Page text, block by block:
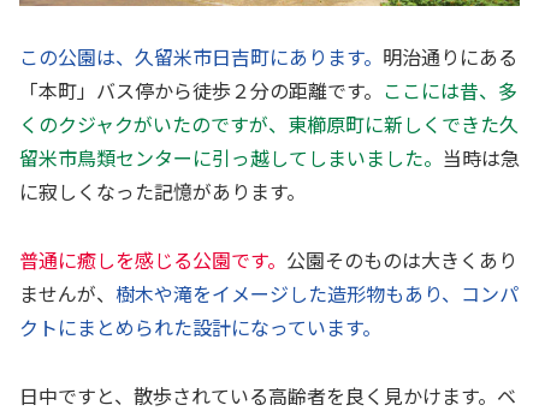
この公園は、久留米市日吉町にあります。 明治通りにある
「本町」バス停から徒歩２分の距離です。 ここには昔、多
くのクジャクがいたのですが、東櫛原町に新しくできた久
留米市鳥類センターに引っ越してしまいました。 当時は急
に寂しくなった記憶があります。
普通に癒しを感じる公園です。 公園そのものは大きくあり
ませんが、 樹木や滝をイメージした造形物もあり、コンパ
クトにまとめられた設計になっています。
日中ですと、散歩されている高齢者を良く見かけます。ベ